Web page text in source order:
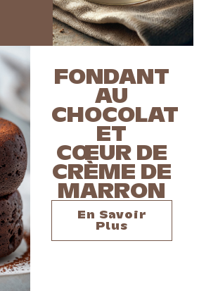
FONDANT
AU
CHOCOLAT
ET
CŒUR DE
CRÈME DE
MARRON
En Savoir
Plus